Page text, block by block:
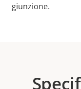
giunzione.